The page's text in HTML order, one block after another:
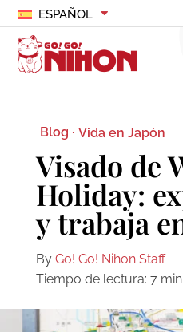
ESPAÑOL
Blog · Vida en Japón
Visado de
Holiday:
y trabaja
By Go! Go! Nihon Staff
Tiempo de lectura: 7